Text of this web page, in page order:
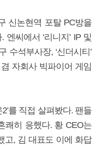
신논현역 포탈 PC방을
씨에서 ‘리니지’ IP 및
수석부사장, ‘신더시티’
자회사 빅파이어 게임
를 직접 살펴봤다. 팬들
쾌히 응했다. 황 CEO는
고, 김 대표도 이에 화답